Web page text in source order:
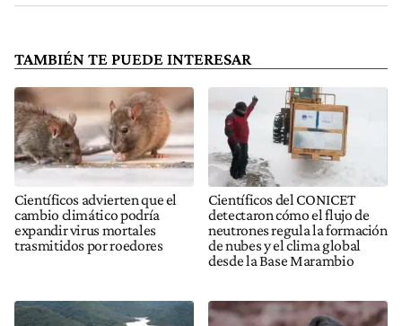
TAMBIÉN TE PUEDE INTERESAR
Científicos advierten que el
cambio climático podría
expandir virus mortales
trasmitidos por roedores
Científicos del CONICET
detectaron cómo el flujo de
neutrones regula la formación
de nubes y el clima global
desde la Base Marambio